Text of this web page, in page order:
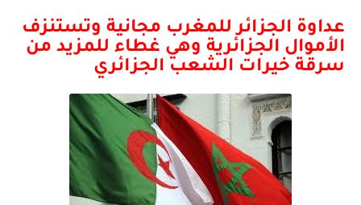
عداوة الجزائر للمغرب مجانية وتستنزف
الأموال الجزائرية وهي غطاء للمزيد من
سرقة خيرات الشعب الجزائري